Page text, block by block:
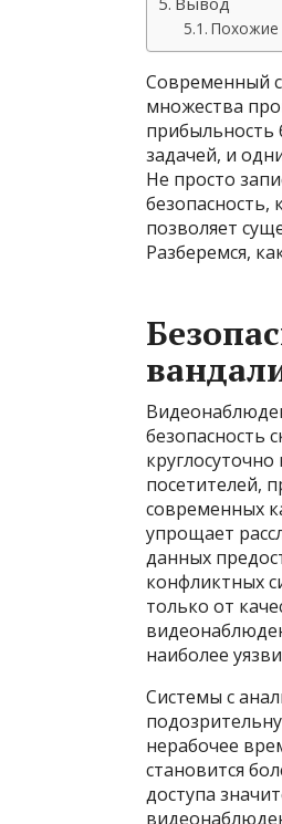
Похожие
Современный
множества
прибыльность
задачей, и
Не просто
позволяет
Разберемся,
безопасность
посетителей,
современных
упрощает
данных
конфликтных
только от
наиболее
Системы с
нерабочее
становится
доступа